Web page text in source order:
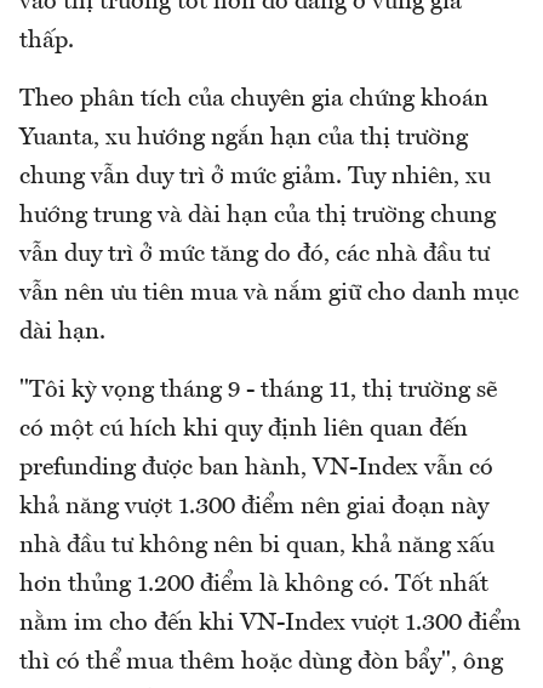
thấp.
Theo phân tích của chuyên gia chứng khoán
Yuanta, xu hướng ngắn hạn của thị trường
chung vẫn duy trì ở mức giảm. Tuy nhiên, xu
hướng trung và dài hạn của thị trường chung
vẫn duy trì ở mức tăng do đó, các nhà đầu tư
vẫn nên ưu tiên mua và nắm giữ cho danh mục
dài hạn.
"Tôi kỳ vọng tháng 9 - tháng 11, thị trường sẽ
có một cú hích khi quy định liên quan đến
prefunding được ban hành, VN-Index vẫn có
khả năng vượt 1.300 điểm nên giai đoạn này
nhà đầu tư không nên bi quan, khả năng xấu
hơn thủng 1.200 điểm là không có. Tốt nhất
nằm im cho đến khi VN-Index vượt 1.300 điểm
thì có thể mua thêm hoặc dùng đòn bẩy", ông